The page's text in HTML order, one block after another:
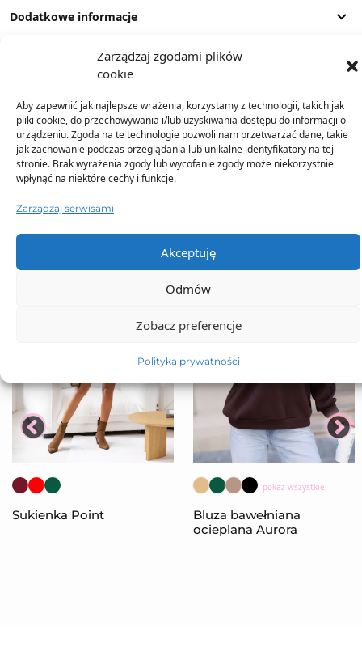
Zarządzaj zgodami plików
cookie
Aby zapewnić jak najlepsze wrażenia, korzystamy z technologii, takich jak
pliki cookie, do przechowywania i/lub uzyskiwania dostępu do informacji o
urządzeniu. Zgoda na te technologie pozwoli nam przetwarzać dane, takie
jak zachowanie podczas przeglądania lub unikalne identyfikatory na tej
stronie. Brak wyrażenia zgody lub wycofanie zgody może niekorzystnie
wpłynąć na niektóre cechy i funkcje.
Zarządzaj serwisami
Akceptuję
Odmów
Zobacz preferencje
Polityka prywatności
Dodatkowe informacje
TO SIĘ TERAZ SPRZEDAJE
Sukienka Point
pokaż wszystkie
Bluza bawełniana
ocieplana Aurora